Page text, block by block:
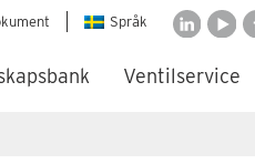
Språk
Ventilservice